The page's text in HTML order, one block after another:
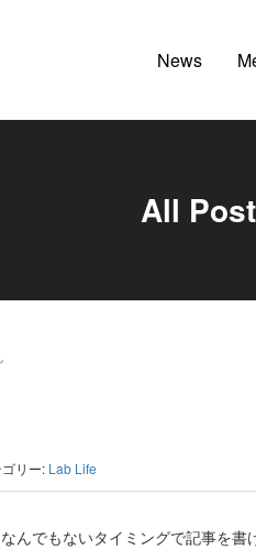
News
All
リー: Lab Life
んでもないタイミングで記事を